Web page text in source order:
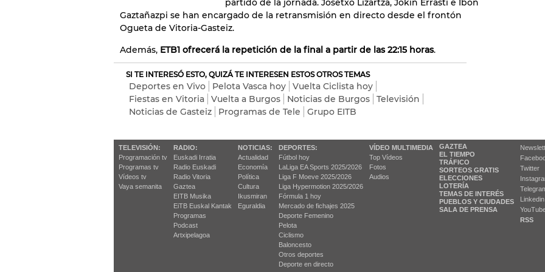
partido de la jornada. Josetxo Lizartza, Jokin Errasti e Ibon
Gaztañazpi se han encargado de la retransmisión en directo desde el frontón
Ogueta de Vitoria-Gasteiz.
Además, ETB1 ofrecerá la repetición de la final a partir de las 22:15 horas.
SI TE INTERESÓ ESTO, QUIZÁ TE INTERESEN ESTOS OTROS TEMAS
Deportes en Vivo Pelota Vasca hoy
Vuelta Ciclista hoy
Fiestas en Vitoria
Vuelta a Burgos Noticias de Burgos
Televisión
Noticias de Gasteiz
Programas de Tele Grupo EITB
TELEVISIÓN:
Programación tv
Programas tv
Vídeos tv
Vaya semanita
RADIO:
Euskadi Irratia
Radio Euskadi
Radio Vitoria
Gaztea
EITB Musika
EiTB Euskal Kantak
Programas
Podcast
Artxipelagoa
NOTICIAS:
Actualidad
Economía
Política
Cultura
Ikusmiran
Eguraldia
DEPORTES:
Fútbol hoy
LaLiga EA Sports 2025/2026
Liga F Moeve 2025/2026
Liga Hypermotion 2025/2026
Fórmula 1 hoy
Mercado de fichajes 2025
Deporte Femenino
Pelota
Ciclismo
Baloncesto
Otros deportes
Deporte en directo
VÍDEO MULTIMEDIA
Top Vídeos
Fotos
Audios
GAZTEA
EL TIEMPO
TRÁFICO
SORTEOS GRATIS
ELECCIONES
LOTERÍA
TEMAS DE INTERÉS
PUEBLOS Y CIUDADES
SALA DE PRENSA
Twitter
Linkedin
RSS